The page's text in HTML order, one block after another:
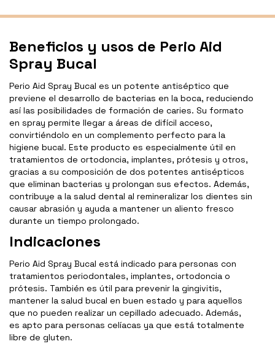
Beneficios y usos de Perio Aid
Spray Bucal
Perio Aid Spray Bucal es un potente antiséptico que
previene el desarrollo de bacterias en la boca, reduciendo
así las posibilidades de formación de caries. Su formato
en spray permite llegar a áreas de difícil acceso,
convirtiéndolo en un complemento perfecto para la
higiene bucal. Este producto es especialmente útil en
tratamientos de ortodoncia, implantes, prótesis y otros,
gracias a su composición de dos potentes antisépticos
que eliminan bacterias y prolongan sus efectos. Además,
contribuye a la salud dental al remineralizar los dientes sin
causar abrasión y ayuda a mantener un aliento fresco
durante un tiempo prolongado.
Indicaciones
Perio Aid Spray Bucal está indicado para personas con
tratamientos periodontales, implantes, ortodoncia o
prótesis. También es útil para prevenir la gingivitis,
mantener la salud bucal en buen estado y para aquellos
que no pueden realizar un cepillado adecuado. Además,
es apto para personas celíacas ya que está totalmente
libre de gluten.